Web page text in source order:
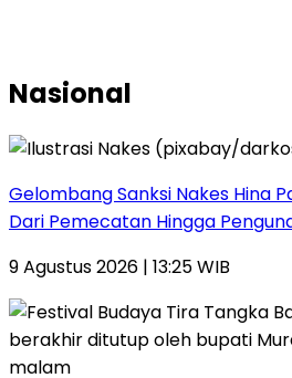
Nasional
Gelombang Sanksi Nakes Hina
Dari Pemecatan Hingga
9 Agustus 2026 | 13:25 WIB